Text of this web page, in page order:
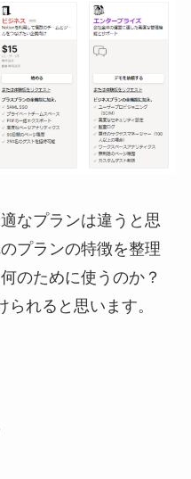
なプランは違うと思
プランの特徴を整理
のために使うのか？
れると思います。